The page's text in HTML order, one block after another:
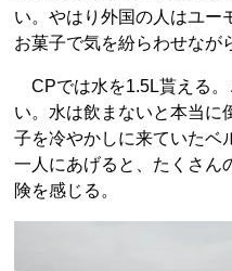
い。やはり外国の人はユー
お菓子で気を紛らわせなが
CPでは水を1.5L貰える。
い。水は飲まないと本当に
子を冷やかしに来ていたベ
一人にあげると、たくさん
険を感じる。